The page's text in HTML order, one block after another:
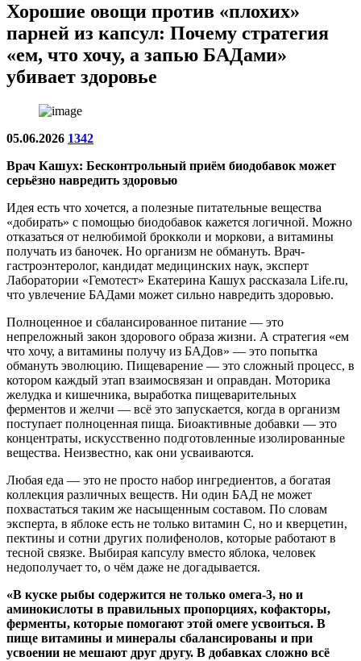
Хорошие овощи против «плохих»
парней из капсул: Почему стратегия
«ем, что хочу, а запью БАДами»
убивает здоровье
05.06.2026 1342
Врач Кашух: Бесконтрольный приём биодобавок может
серьёзно навредить здоровью
Идея есть что хочется, а полезные питательные вещества
«добирать» с помощью биодобавок кажется логичной. Можно
отказаться от нелюбимой брокколи и моркови, а витамины
получать из баночек. Но организм не обмануть. Врач-
гастроэнтеролог, кандидат медицинских наук, эксперт
Лаборатории «Гемотест» Екатерина Кашух рассказала Life.ru,
что увлечение БАДами может сильно навредить здоровью.
Полноценное и сбалансированное питание — это
непреложный закон здорового образа жизни. А стратегия «ем
что хочу, а витамины получу из БАДов» — это попытка
обмануть эволюцию. Пищеварение — это сложный процесс, в
котором каждый этап взаимосвязан и оправдан. Моторика
желудка и кишечника, выработка пищеварительных
ферментов и желчи — всё это запускается, когда в организм
поступает полноценная пища. Биоактивные добавки — это
концентраты, искусственно подготовленные изолированные
вещества. Неизвестно, как они усваиваются.
Любая еда — это не просто набор ингредиентов, а богатая
коллекция различных веществ. Ни один БАД не может
похвастаться таким же насыщенным составом. По словам
эксперта, в яблоке есть не только витамин С, но и кверцетин,
пектины и сотни других полифенолов, которые работают в
тесной связке. Выбирая капсулу вместо яблока, человек
недополучает то, о чём даже не догадывается.
«В куске рыбы содержится не только омега-3, но и
аминокислоты в правильных пропорциях, кофакторы,
ферменты, которые помогают этой омеге усвоиться. В
пище витамины и минералы сбалансированы и при
усвоении не мешают друг другу. В добавках сложно всё